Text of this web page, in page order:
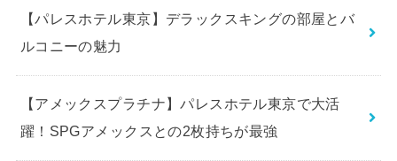
【パレスホテル東京】デラックスキングの部屋とバ
ルコニーの魅力
【アメックスプラチナ】パレスホテル東京で大活
躍！SPGアメックスとの2枚持ちが最強